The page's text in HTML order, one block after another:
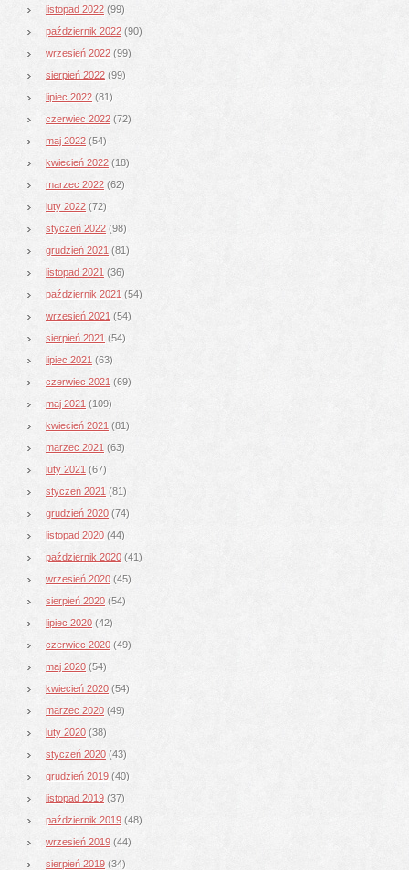
listopad 2022 (99)
październik 2022 (90)
wrzesień 2022 (99)
sierpień 2022 (99)
lipiec 2022 (81)
czerwiec 2022 (72)
maj 2022 (54)
kwiecień 2022 (18)
marzec 2022 (62)
luty 2022 (72)
styczeń 2022 (98)
grudzień 2021 (81)
listopad 2021 (36)
październik 2021 (54)
wrzesień 2021 (54)
sierpień 2021 (54)
lipiec 2021 (63)
czerwiec 2021 (69)
maj 2021 (109)
kwiecień 2021 (81)
marzec 2021 (63)
luty 2021 (67)
styczeń 2021 (81)
grudzień 2020 (74)
listopad 2020 (44)
październik 2020 (41)
wrzesień 2020 (45)
sierpień 2020 (54)
lipiec 2020 (42)
czerwiec 2020 (49)
maj 2020 (54)
kwiecień 2020 (54)
marzec 2020 (49)
luty 2020 (38)
styczeń 2020 (43)
grudzień 2019 (40)
listopad 2019 (37)
październik 2019 (48)
wrzesień 2019 (44)
sierpień 2019 (34)